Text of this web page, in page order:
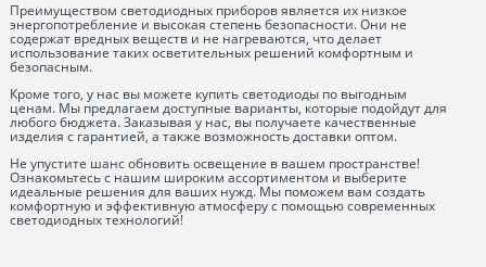
Преимуществом светодиодных приборов является их низкое
энергопотребление и высокая степень безопасности. Они не
содержат вредных веществ и не нагреваются, что делает
использование таких осветительных решений комфортным и
безопасным.
Кроме того, у нас вы можете купить светодиоды по выгодным
ценам. Мы предлагаем доступные варианты, которые подойдут для
любого бюджета. Заказывая у нас, вы получаете качественные
изделия с гарантией, а также возможность доставки оптом.
Не упустите шанс обновить освещение в вашем пространстве!
Ознакомьтесь с нашим широким ассортиментом и выберите
идеальные решения для ваших нужд. Мы поможем вам создать
комфортную и эффективную атмосферу с помощью современных
светодиодных технологий!